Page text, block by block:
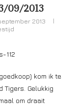
09/2013
2013
kom ik te
Tigers. Gelukkig
om draait